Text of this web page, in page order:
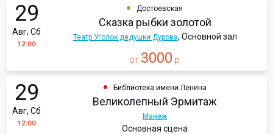
29
Авг, Сб
12:00
Достоевская
Сказка рыбки золотой
Театр Уголок дедушки Дурова, Основной зал
от 3000 р.
29
Авг, Сб
12:00
Библиотека имени Ленина
Великолепный Эрмитаж
Манеж
Основная сцена